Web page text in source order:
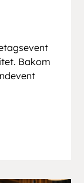
Bakom